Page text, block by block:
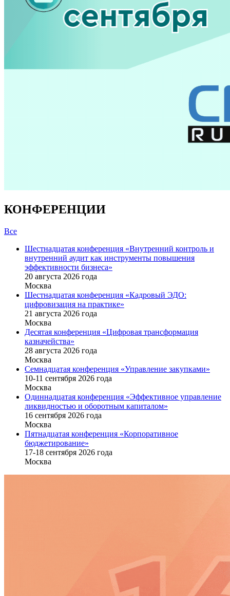
КОНФЕРЕНЦИИ
Все
Шестнадцатая конференция «Внутренний контроль и
внутренний аудит как инструменты повышения
эффективности бизнеса»
20 августа 2026 года
Москва
Шестнадцатая конференция «Кадровый ЭДО:
цифровизация на практике»
21 августа 2026 года
Москва
Десятая конференция «Цифровая трансформация
казначейства»
28 августа 2026 года
Москва
Семнадцатая конференция «Управление закупками»
10-11 сентября 2026 года
Москва
Одиннадцатая конференция «Эффективное управление
ликвидностью и оборотным капиталом»
16 cентября 2026 года
Москва
Пятнадцатая конференция «Корпоративное
бюджетирование»
17-18 сентября 2026 года
Москва